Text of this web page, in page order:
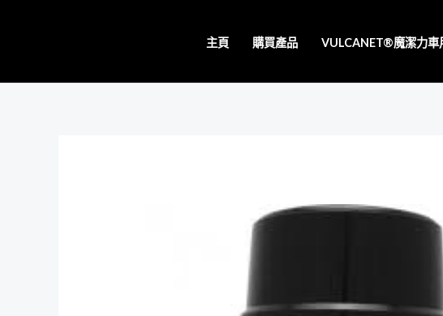
要
主頁 購買產品 VULCANET®魔潔力車